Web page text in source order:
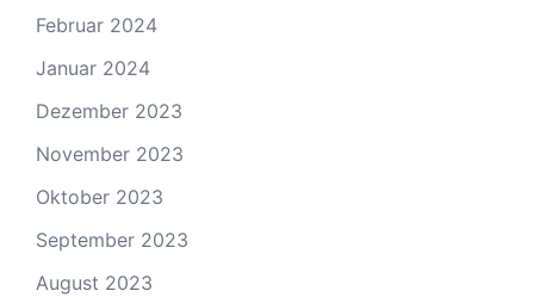
Februar 2024
Januar 2024
Dezember 2023
November 2023
Oktober 2023
September 2023
August 2023